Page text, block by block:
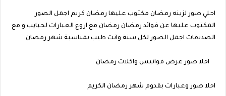
احلي صور لزينه رمضان مكتوب عليها رمضان كريم اجمل الصور
المكتوب عليها عن فوائد رمضان رمضان مع اروع العبارات لحبايب و مع
الصديقات اجمل الصور لكل سنة وانت طيب بمناسبة شهر رمضان.
احلا صور عرض فوانيس واكلات رمضان
احلا صور وعبارات بقدوم شهر رمضان الكريم